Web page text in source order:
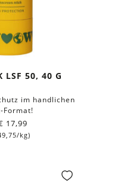
LSF 50, 40 G
im handlichen
Format!
17,99
/kg)